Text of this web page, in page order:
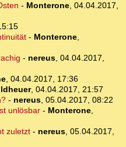
- Monterone, 04.04.2017,
- Monterone,
- nereus, 04.04.2017,
, 04.04.2017, 17:36
, 04.04.2017, 21:57
- nereus, 05.04.2017, 08:22
unlösbar- Monterone,
zuletzt- nereus, 05.04.2017,